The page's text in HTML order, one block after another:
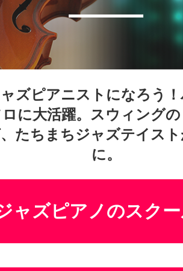
通信講座を
体験レッス
やりたいこ
特集をみる
ズピアニストになろう
に大活躍。スウィング
たちまちジャズテイス
に。
ャズピアノのスク